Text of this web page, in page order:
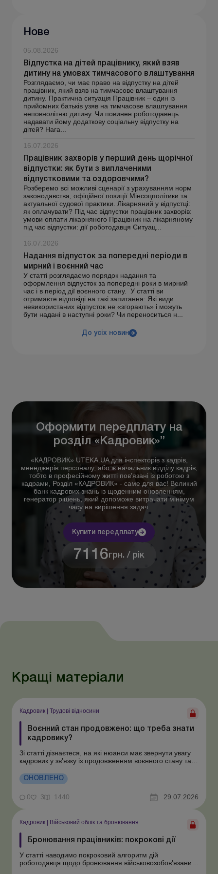
Нове
05.08.2026
Відпустка на дітей працівнику, який взяв
дитину на умовах тимчасового влаштування
Розглядаємо, чи має право на відпустку на дітей
працівник, який взяв на тимчасове влаштування
дитину. Практична ситуація Працівник – один із
прийомних батьків узяв на тимчасове влаштування
неповнолітню дитину. Чи повинен роботодавець
надавати йому додаткову соціальну відпустку на
дітей? Нага...
16.07.2026
Працівник захворів у перший день щорічної
відпустки: як бути з виплаченими
відпустковими та оздоровчими?
Розберемо всі можливі сценарії з урахуванням норм
законодавства, офіційної позиції Мінсоцполітики та
актуальної судової практики. Лікарняний у відпустці:
як оплачувати? Під час відпустки працівник захворів:
умови оплати лікарняного Працівник на лікарняному
під час відпустки: дії роботодавця Ситуац...
16.07.2026
Надання відпусток за попередні періоди в
мирний і воєнний час
У статті розглядаємо порядок надання та
оформлення відпусток за попередні роки в мирний
час і в період дії воєнного стану. У статті ви
отримаєте відповіді на такі запитання: Які види
невикористаних відпусток не «згорають» і можуть
бути надані в наступні роки? Чи переноситься н...
До усіх новин
Оформити передплату на
розділ «Кадровик»”
«КАДРОВИК» UTEKA.UA для інспекторів з кадрів,
менеджерів персоналу, або ж начальник відділу кадрів,
тобто в професійному житті пов’язані із роботою з
кадрами, Розділ «КАДРОВИК» - саме для вас! Великий
банк кадрових знань із щоденним оновленням,
генератор рішень, який допоможе витрачати мінімум
часу на вирішення задач.
Купити передплату
7116грн. / рік
Кращі матеріали
Кадровик Трудові відносини
Воєнний стан продовжено: що треба знати
кадровику?
Зі статті дізнаєтеся, на які нюанси має звернути увагу
кадровик у зв’язку із продовженням воєнного стану та
мобілізацію строком на 90 діб: з 2 серпня 2026 року до
31 жовтня 2026 року. Розглянемо особливості
ОНОВЛЕНО
0 3 1440 29.07.2026
Кадровик Військовий облік та бронювання
Бронювання працівників: покрокові дії
У статті наводимо покроковий алгоритм дій
роботодавця щодо бронювання військовозобов’язаних